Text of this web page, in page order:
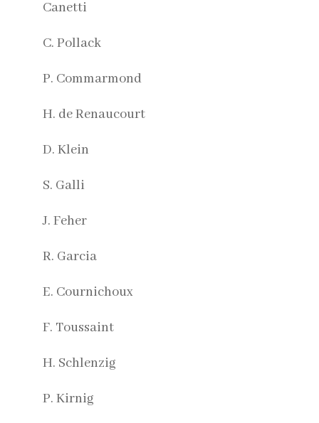
Canetti
C. Pollack
P. Commarmond
H. de Renaucourt
D. Klein
S. Galli
J. Feher
R. Garcia
E. Cournichoux
F. Toussaint
H. Schlenzig
P. Kirnig